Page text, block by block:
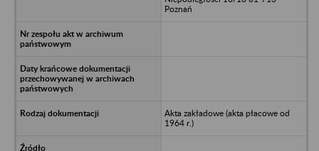
Poznań
Akta zakładowe (akta płacowe od
1964 r.)